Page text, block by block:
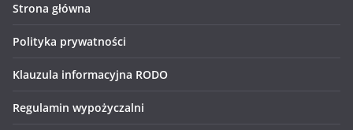
Strona główna
Polityka prywatności
Klauzula informacyjna RODO
Regulamin wypożyczalni